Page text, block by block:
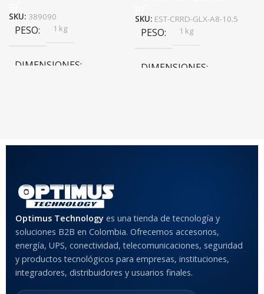
SKU: 389090
PESO 1 kg
DIMENSIONES
SKU: EST-CRRD-GLX-A8-10.5
PESO 1 kg
DIMENSIONES
Anti-Shock
MODELO DE TABLETS
COMPATIBLES
Optimus Technology es una tienda de tecnología y
soluciones B2B en Colombia. Ofrecemos accesorios,
energía, UPS, conectividad, telecomunicaciones, seguridad
y productos tecnológicos para empresas, instituciones,
integradores, distribuidores y usuarios finales.